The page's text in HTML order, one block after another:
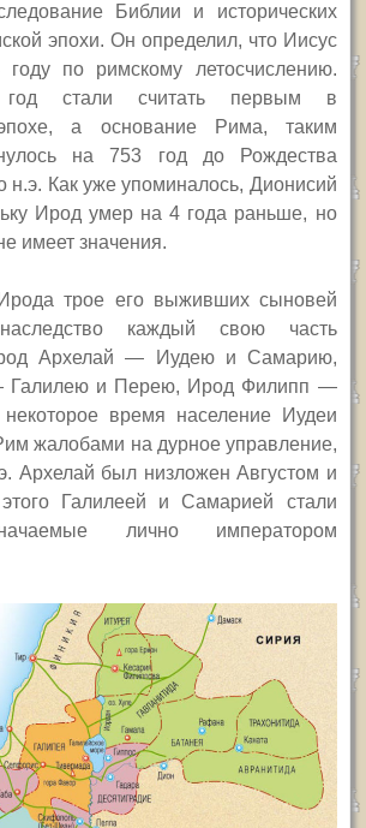
Библии и исторических
эпохи. Он определил, что Иисус
по римскому летосчислению.
год стали считать первым в
эпохе, а основание Рима, таким
на 753 год до Рождества
н.э. Как уже упоминалось, Дионисий
Ирод умер на 4 года раньше, но
имеет значения.
трое его выживших сыновей
каждый свою часть
Архелай — Иудею и Самарию,
Галилею и Перею, Ирод Филипп —
время население Иудеи
жалобами на дурное управление,
Архелай был низложен Августом и
Галилеей и Самарией стали
лично императором